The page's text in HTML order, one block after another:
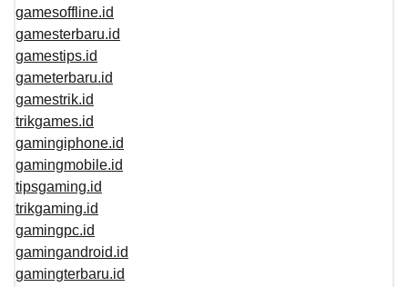
gamesoffline.id
gamesterbaru.id
gamestips.id
gameterbaru.id
gamestrik.id
trikgames.id
gamingiphone.id
gamingmobile.id
tipsgaming.id
trikgaming.id
gamingpc.id
gamingandroid.id
gamingterbaru.id